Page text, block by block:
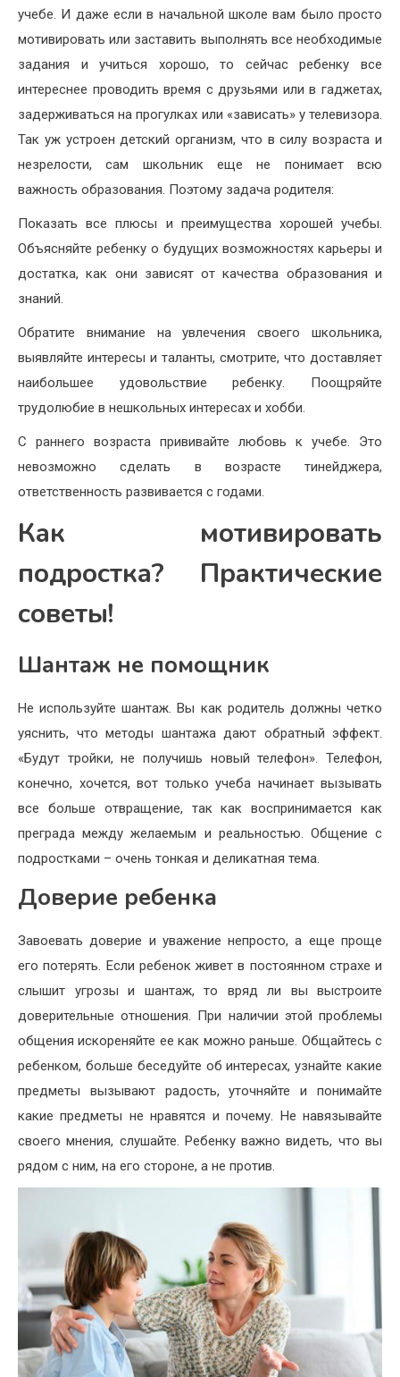
учебе. И даже если в начальной школе вам было просто
мотивировать или заставить выполнять все необходимые
задания и учиться хорошо, то сейчас ребенку все
интереснее проводить время с друзьями или в гаджетах,
задерживаться на прогулках или «зависать» у телевизора.
Так уж устроен детский организм, что в силу возраста и
незрелости, сам школьник еще не понимает всю
важность образования. Поэтому задача родителя:
Показать все плюсы и преимущества хорошей учебы.
Объясняйте ребенку о будущих возможностях карьеры и
достатка, как они зависят от качества образования и
знаний.
Обратите внимание на увлечения своего школьника,
выявляйте интересы и таланты, смотрите, что доставляет
наибольшее удовольствие ребенку. Поощряйте
трудолюбие в нешкольных интересах и хобби.
С раннего возраста прививайте любовь к учебе. Это
невозможно сделать в возрасте тинейджера,
ответственность развивается с годами.
Как мотивировать
подростка? Практические
советы!
Шантаж не помощник
Не используйте шантаж. Вы как родитель должны четко
уяснить, что методы шантажа дают обратный эффект.
«Будут тройки, не получишь новый телефон». Телефон,
конечно, хочется, вот только учеба начинает вызывать
все больше отвращение, так как воспринимается как
преграда между желаемым и реальностью. Общение с
подростками – очень тонкая и деликатная тема.
Доверие ребенка
Завоевать доверие и уважение непросто, а еще проще
его потерять. Если ребенок живет в постоянном страхе и
слышит угрозы и шантаж, то вряд ли вы выстроите
доверительные отношения. При наличии этой проблемы
общения искореняйте ее как можно раньше. Общайтесь с
ребенком, больше беседуйте об интересах, узнайте какие
предметы вызывают радость, уточняйте и понимайте
какие предметы не нравятся и почему. Не навязывайте
своего мнения, слушайте. Ребенку важно видеть, что вы
рядом с ним, на его стороне, а не против.